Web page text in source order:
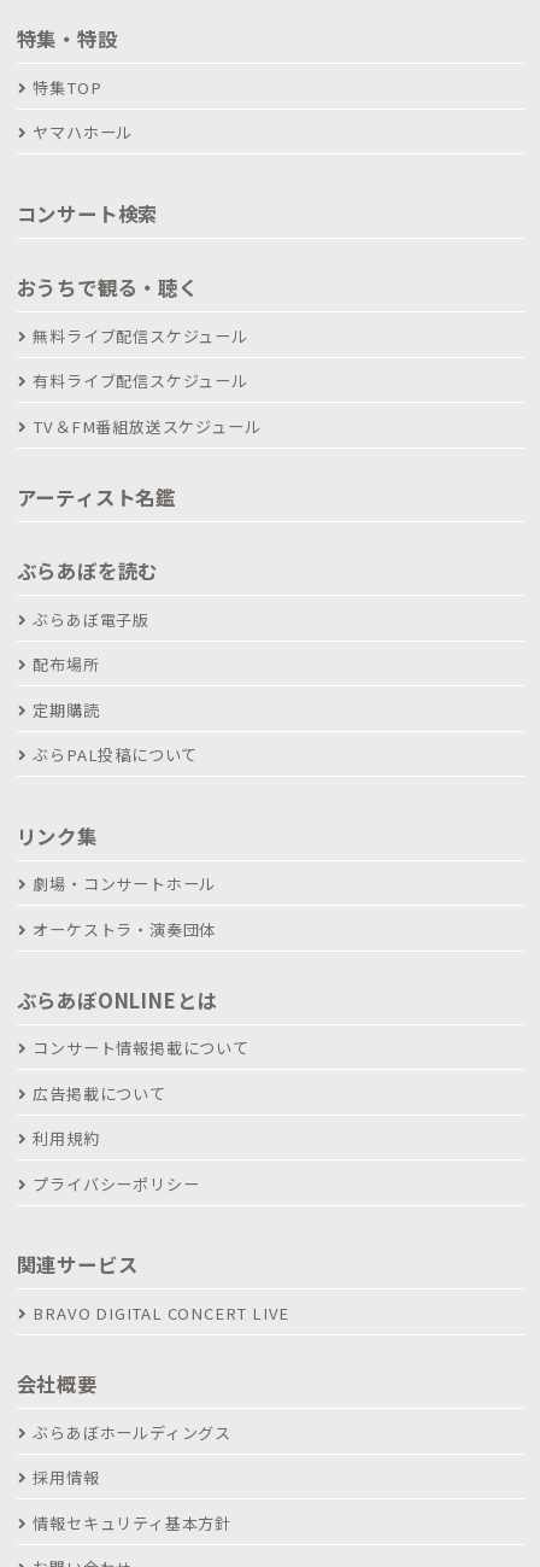
特集・特設
特集TOP
ヤマハホール
コンサート検索
おうちで観る・聴く
無料ライブ配信スケジュール
有料ライブ配信スケジュール
TV＆FM番組放送スケジュール
アーティスト名鑑
ぶらあぼを読む
ぶらあぼ電子版
配布場所
定期購読
ぶらPAL投稿について
リンク集
劇場・コンサートホール
オーケストラ・演奏団体
ぶらあぼONLINEとは
コンサート情報掲載について
広告掲載について
利用規約
プライバシーポリシー
関連サービス
BRAVO DIGITAL CONCERT LIVE
会社概要
ぶらあぼホールディングス
採用情報
情報セキュリティ基本方針